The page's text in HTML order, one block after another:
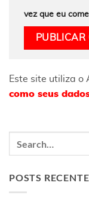
vez que eu
Este site utiliza o
como seus
POSTS